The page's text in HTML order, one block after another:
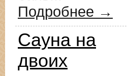
Подробнее →
Сауна на
двоих